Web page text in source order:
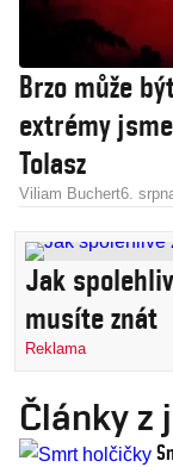
Brzo může
extrémy
Tolasz
Viliam Buchert6.
Jak
musíte znát
Reklama
Články z